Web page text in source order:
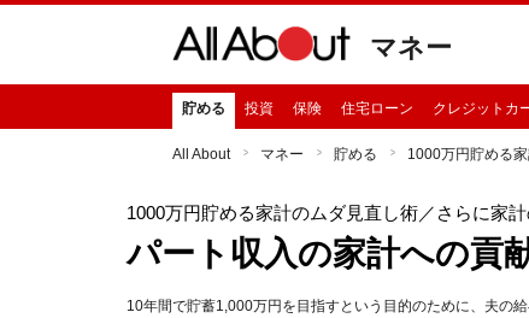
マネー
貯める 投資 保険 住宅ローン クレジットカ
All About マネー 貯める 1000万円貯める
1000万円貯める家計のムダ見直し術／さらに家
パート収入の家計への貢
10年間で貯蓄1,000万円を目指すという目的のために、夫の